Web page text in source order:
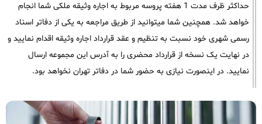
حداکثر ظرف مدت 1 هفته پروسه مربوط به اجاره وثیقه ملکی شما انجام
خواهد شد. همچنین شما میتوانید از طریق مراجعه به یکی از دفاتر اسناد
رسمی شهری خود نسبت به تنظیم و عقد قرارداد اجاره وثیقه اقدام نمایید و
در نهایت یک نسخه از قرارداد محضری را به آدرس این مجموعه ارسال
نمایید. در اینصورت نیازی به حضور شما در دفاتر تهران نخواهد بود.